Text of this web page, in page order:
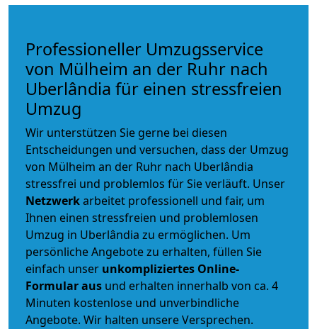
Professioneller Umzugsservice
von Mülheim an der Ruhr nach
Uberlândia für einen stressfreien
Umzug
Wir unterstützen Sie gerne bei diesen
Entscheidungen und versuchen, dass der Umzug
von Mülheim an der Ruhr nach Uberlândia
stressfrei und problemlos für Sie verläuft. Unser
Netzwerkarbeitet professionell und fair, um
Ihnen einen stressfreien und problemlosen
Umzug in Uberlândia zu ermöglichen. Um
persönliche Angebote zu erhalten, füllen Sie
einfach unser unkompliziertes Online-
Formular aus und erhalten innerhalb von ca. 4
Minuten kostenlose und unverbindliche
Angebote. Wir halten unsere Versprechen.